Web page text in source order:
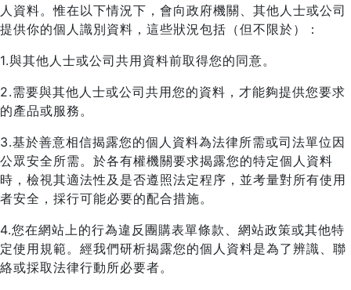
人資料。惟在以下情況下，會向政府機關、其他人士或公司
提供你的個人識別資料，這些狀況包括（但不限於）：
1.與其他人士或公司共用資料前取得您的同意。
2.需要與其他人士或公司共用您的資料，才能夠提供您要求
的產品或服務。
3.基於善意相信揭露您的個人資料為法律所需或司法單位因
公眾安全所需。於各有權機關要求揭露您的特定個人資料
時，檢視其適法性及是否遵照法定程序，並考量對所有使用
者安全，採行可能必要的配合措施。
4.您在網站上的行為違反團購表單條款、網站政策或其他特
定使用規範。經我們研析揭露您的個人資料是為了辨識、聯
絡或採取法律行動所必要者。